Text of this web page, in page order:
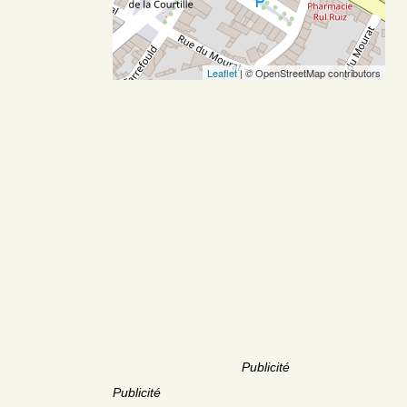
Leaflet| © OpenStreetMap contributors
Publicité
Publicité